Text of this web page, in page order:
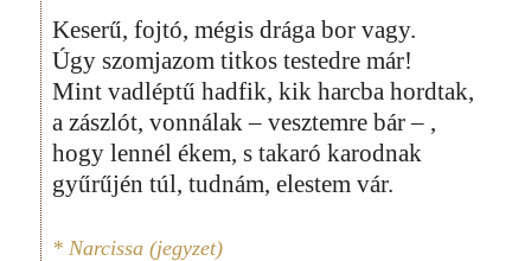
Keserű, fojtó, mégis drága bor vagy.
Úgy szomjazom titkos testedre már!
Mint vadléptű hadfik, kik harcba hordtak,
a zászlót, vonnálak – vesztemre bár – ,
hogy lennél ékem, s takaró karodnak
gyűrűjén túl, tudnám, elestem vár.
* Narcissa (jegyzet)